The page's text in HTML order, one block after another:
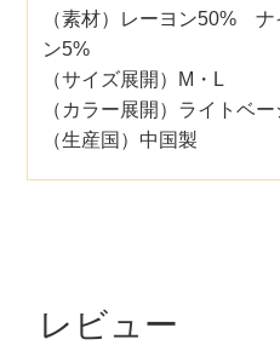
（素材）レーヨン50%
ン5%
（サイズ展開）M・L
（カラー展開）ライトベ
（生産国）中国製
レビュー